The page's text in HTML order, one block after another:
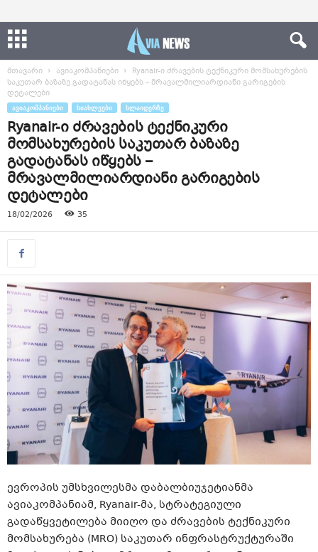
მთავარი ავიაკომპანიები
Ryanair-ი ძრავების ტექნიკური მომსახურების
საკუთარ ბაზაზე გადატანას იწყებს – მრავალმილიარდიანი გარიგების
დეტალები
ᲐᲕᲘᲐᲙᲝᲛᲞᲐᲜᲘᲔᲑᲘ ᲡᲘᲐᲮᲚᲔᲔᲑᲘ ᲡᲚᲐᲘᲓᲔᲠᲖᲔ
Ryanair-ი ძრავების ტექნიკური
მომსახურების საკუთარ ბაზაზე
გადატანას იწყებს –
მრავალმილიარდიანი გარიგების
დეტალები
18/02/2026 35
ევროპის უმსხვილესმა დაბალბიუჯეტიანმა
ავიაკომპანიამ, Ryanair-მა, სტრატეგიული
გადაწყვეტილება მიიღო და ძრავების ტექნიკური
მომსახურება (MRO) საკუთარ ინფრასტრუქტურაში